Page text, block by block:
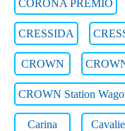
CORONA PREMIO
CRESSIDA
CROWN
CROWN Station
Carina